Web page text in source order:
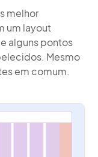
melhor
um layout
alguns pontos
Mesmo
em comum.